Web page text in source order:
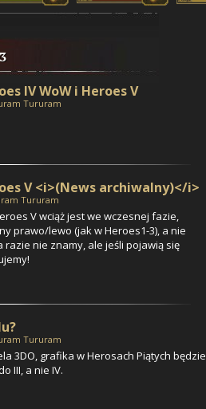
IV WoW i Heroes V
Tururam
V <i>(News archiwalny)</i>
Tururam
V wciąż jest we wczesnej fazie,
prawo/lewo (jak w Heroes1-3), a nie
razie nie znamy, ale jeśli pojawią się
Tururam
3DO, grafika w Herosach Piątych będzie
III, a nie IV.